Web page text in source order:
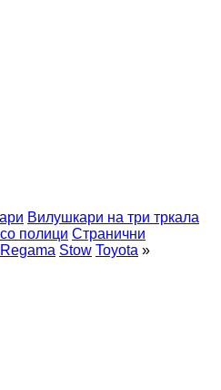
Вилушкари на три тркала
полици Странични
Regama Stow Toyota »